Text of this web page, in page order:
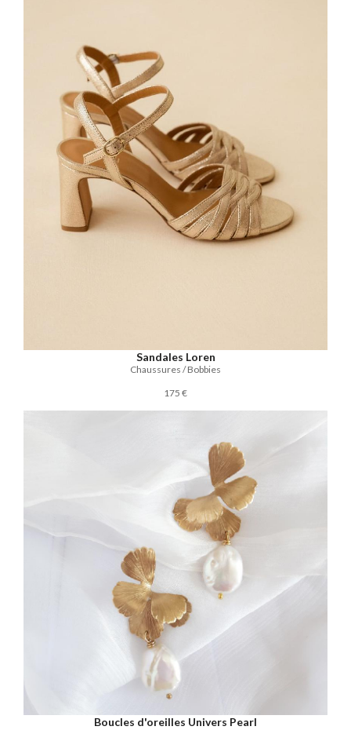
Sandales Loren
Chaussures / Bobbies
175 €
Boucles d'oreilles Univers Pearl